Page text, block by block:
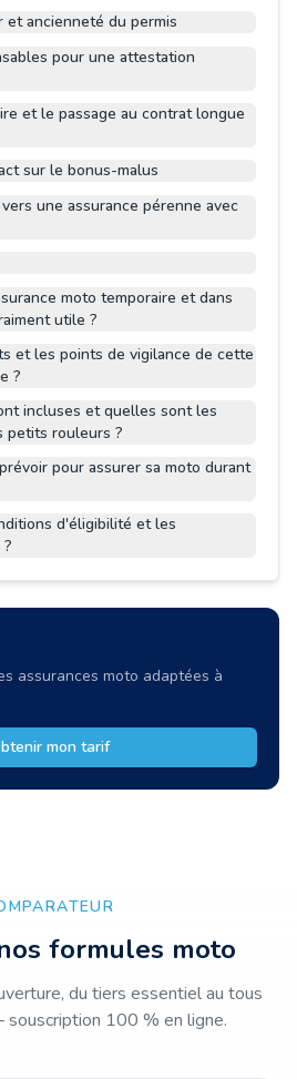
ancienneté du permis
pour une attestation
et le passage au contrat longue
sur le bonus-malus
une assurance pérenne avec
moto temporaire et dans
utile ?
et les points de vigilance de cette
?
incluses et quelles sont les
petits rouleurs ?
pour assurer sa moto durant
d'éligibilité et les
assurances moto adaptées à
mon tarif
formules moto
du tiers essentiel au tous
100 % en ligne.